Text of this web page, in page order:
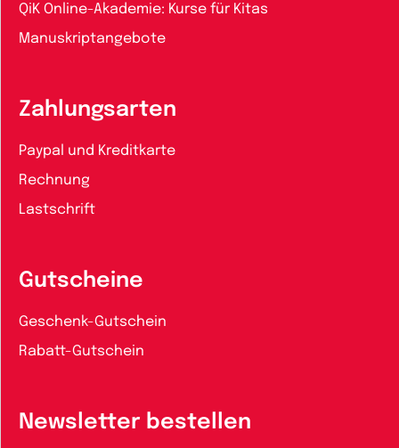
QiK Online-Akademie: Kurse für Kitas
Manuskriptangebote
Zahlungsarten
Paypal und Kreditkarte
Rechnung
Lastschrift
Gutscheine
Geschenk-Gutschein
Rabatt-Gutschein
Newsletter bestellen